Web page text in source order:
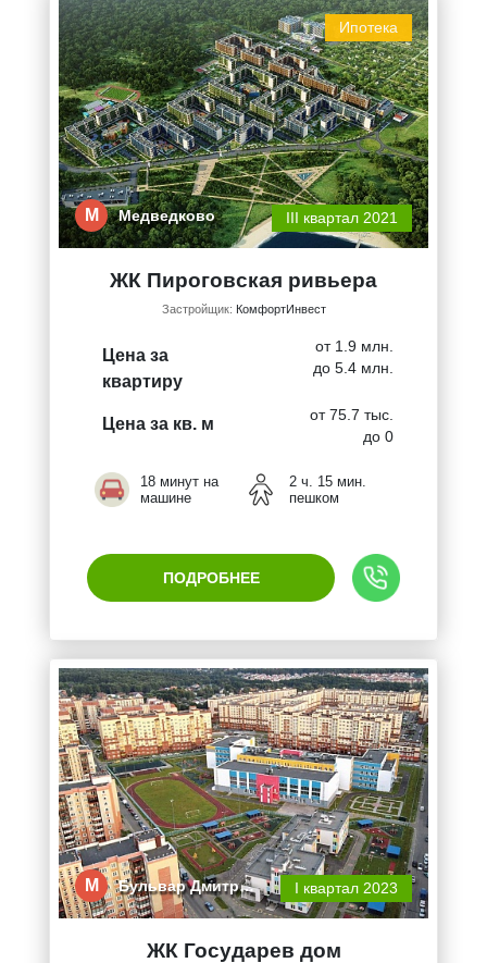
Ипотека
М Медведково III квартал 2021
ЖК Пироговская ривьера
Застройщик: КомфортИнвест
Цена за
квартиру
от 1.9 млн.
до 5.4 млн.
Цена за кв. м
от 75.7 тыс.
до 0
18 минут на
машине
2 ч. 15 мин.
пешком
ПОДРОБНЕЕ
М Бульвар Дмитр… I квартал 2023
ЖК Государев дом